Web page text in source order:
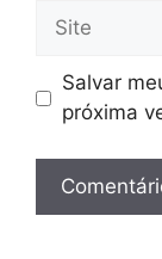
Site
Salvar
próxima